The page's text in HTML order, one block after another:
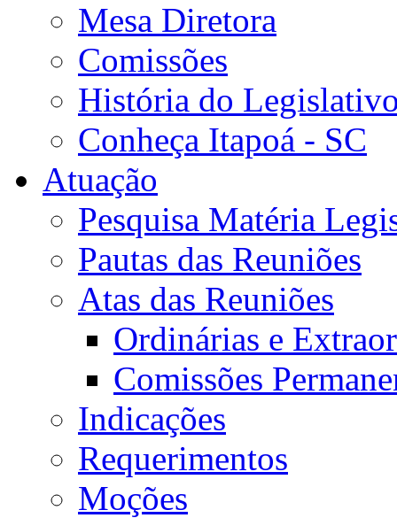
Mesa Diretora
Comissões
História do
Conheça Itapoá - SC
Atuação
Pesquisa Matéria
Pautas das Reuniões
Atas das Reuniões
Ordinárias e
Comissões
Indicações
Requerimentos
Moções